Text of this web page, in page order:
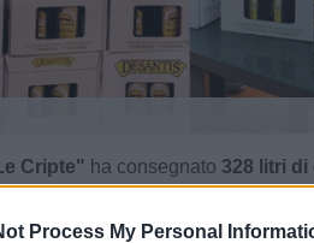
Process My Personal
Cripte" ha consegnato 328 litri di
dal 3 all’11 gennaio, con l’obiettivo